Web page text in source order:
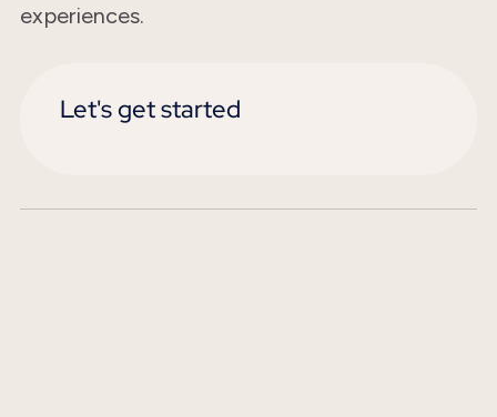
experiences.
Let's get started